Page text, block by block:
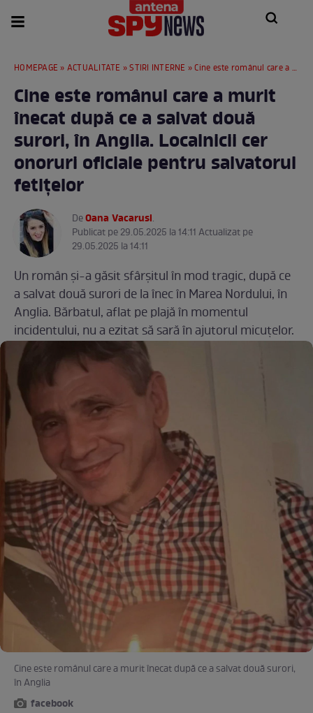
HOMEPAGE » ACTUALITATE »STIRI INTERNE » Cine este românul care a murit înecat după ce a salvat două surori, în Anglia. Localnicii cer onoruri oficiale pentru salvatorul fetițelor
Cine este românul care a murit
înecat după ce a salvat două
surori, în Anglia. Localnicii cer
onoruri oficiale pentru salvatorul
fetițelor
DeOana Vacarusi.
Publicat pe 29.05.2025 la 14:11 Actualizat pe
29.05.2025 la 14:11
Un român și-a găsit sfârșitul în mod tragic, după ce
a salvat două surori de la înec în Marea Nordului, în
Anglia. Bărbatul, aflat pe plajă în momentul
incidentului, nu a ezitat să sară în ajutorul micuțelor.
Cine este românul care a murit înecat după ce a salvat două surori,
în Anglia
facebook